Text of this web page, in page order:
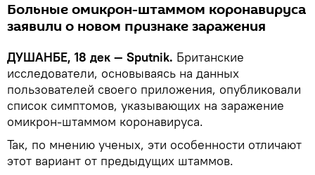
Больные омикрон-штаммом коронавируса
заявили о новом признаке заражения
ДУШАНБЕ, 18 дек — Sputnik. Британские
исследователи, основываясь на данных
пользователей своего приложения, опубликовали
список симптомов, указывающих на заражение
омикрон-штаммом коронавируса.
Так, по мнению ученых, эти особенности отличают
этот вариант от предыдущих штаммов.